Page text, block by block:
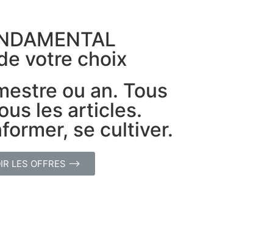
votre choix
ou an. Tous
les articles.
se cultiver.
LES OFFRES ⟶